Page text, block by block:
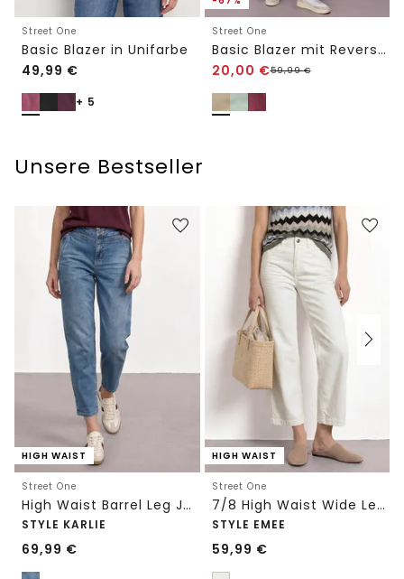
Street One
Basic Blazer in Unifarbe
49,99 €
+ 5
Street One
Basic Blazer mit Reverskragen
20,00 €59,99€
Unsere Bestseller
HIGH WAIST
Street One
High Waist Barrel Leg Jeans im Loose Fit
STYLE KARLIE
69,99 €
HIGH WAIST
Street One
7/8 High Waist Wide Leg Jeans im Loose Fit
STYLE EMEE
59,99 €